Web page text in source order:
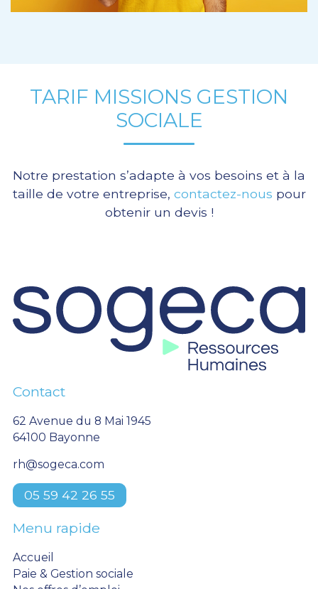
TARIF MISSIONS GESTION
SOCIALE
Notre prestation s’adapte à vos besoins et à la
taille de votre entreprise, contactez-nous pour
obtenir un devis !
Contact
62 Avenue du 8 Mai 1945
64100 Bayonne
rh@sogeca.com
05 59 42 26 55
Menu rapide
Accueil
Paie & Gestion sociale